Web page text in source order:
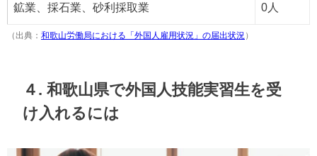
鉱業、採石業、砂利採取業 0人
（出典： 和歌山労働局における「外国人雇用状況」の届出状況）
４. 和歌山県で外国人技能実習生を受
け入れるには